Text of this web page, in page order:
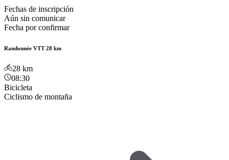
Fechas de inscripción
Aún sin comunicar
Fecha por confirmar
Randonnée VTT 28 km
28 km
08:30
Bicicleta
Ciclismo de montaña